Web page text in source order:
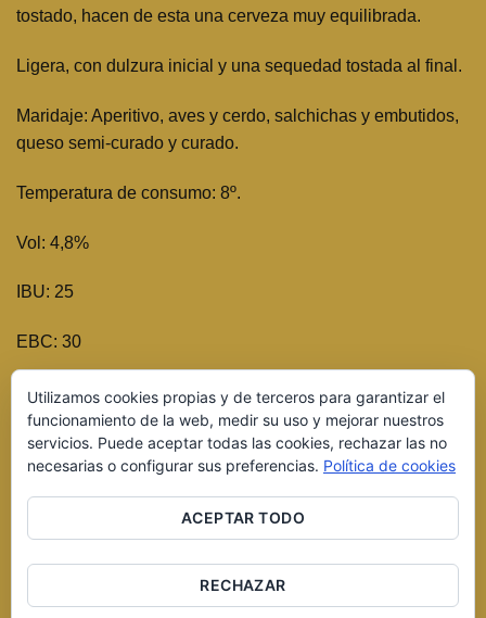
tostado, hacen de esta una cerveza muy equilibrada.
Ligera, con dulzura inicial y una sequedad tostada al final.
Maridaje: Aperitivo, aves y cerdo, salchichas y embutidos,
queso semi-curado y curado.
Temperatura de consumo: 8º.
Vol: 4,8%
IBU: 25
EBC: 30
No te olvides de comprar cerveza artesana red ale para
acompañar tus barbacoas o tus aperitivos.
Copyright 2016 © Cerveza Artesana del Duero S.L. Página
Utilizamos cookies propias y de terceros para garantizar el
funcionamiento de la web, medir su uso y mejorar nuestros
servicios. Puede aceptar todas las cookies, rechazar las no
necesarias o configurar sus preferencias. Política de cookies
ACEPTAR TODO
RECHAZAR